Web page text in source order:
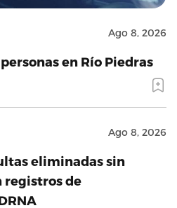
Ago 8, 2026
en Río Piedras
Ago 8, 2026
eliminadas sin
registros de